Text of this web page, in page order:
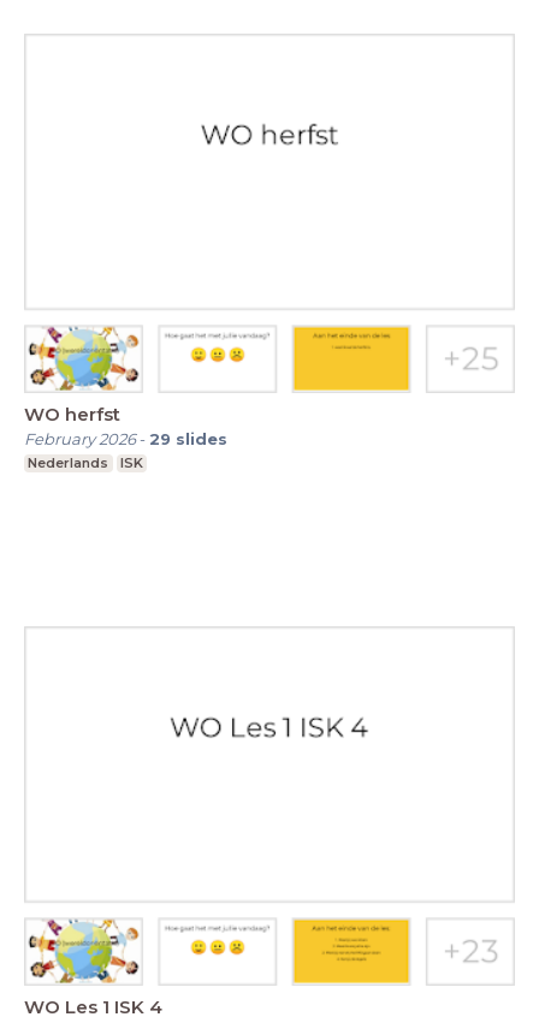
WO herfst
February 2026- 29 slides
Nederlands ISK
WO Les 1 ISK 4